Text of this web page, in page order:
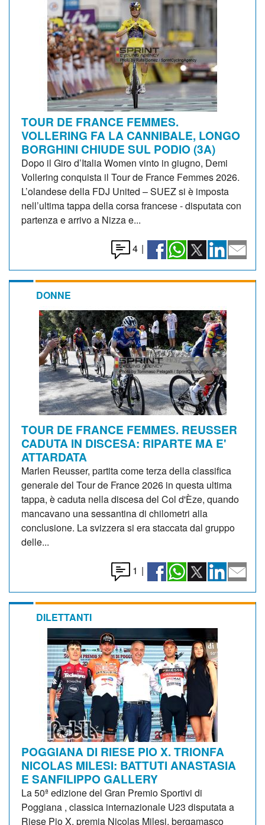
TOUR DE FRANCE FEMMES.
VOLLERING FA LA CANNIBALE, LONGO
BORGHINI CHIUDE SUL PODIO (3A)
Dopo il Giro d’Italia Women vinto in giugno, Demi
Vollering conquista il Tour de France Femmes 2026.
L’olandese della FDJ United – SUEZ si è imposta
nell’ultima tappa della corsa francese - disputata con
partenza e arrivo a Nizza e...
4 |
DONNE
TOUR DE FRANCE FEMMES. REUSSER
CADUTA IN DISCESA: RIPARTE MA E'
ATTARDATA
Marlen Reusser, partita come terza della classifica
generale del Tour de France 2026 in questa ultima
tappa, è caduta nella discesa del Col d'Èze, quando
mancavano una sessantina di chilometri alla
conclusione. La svizzera si era staccata dal gruppo
delle...
1 |
DILETTANTI
POGGIANA DI RIESE PIO X. TRIONFA
NICOLAS MILESI: BATTUTI ANASTASIA
E SANFILIPPO GALLERY
La 50ª edizione del Gran Premio Sportivi di
Poggiana , classica internazionale U23 disputata a
Riese Pio X, premia Nicolas Milesi, bergamasco